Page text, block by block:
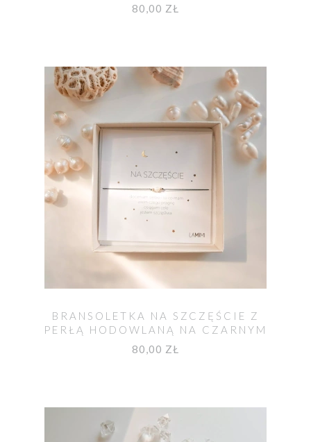
80,00 ZŁ
BRANSOLETKA NA SZCZĘŚCIE Z
PERŁĄ HODOWLANĄ NA CZARNYM
SZNURKU
80,00 ZŁ